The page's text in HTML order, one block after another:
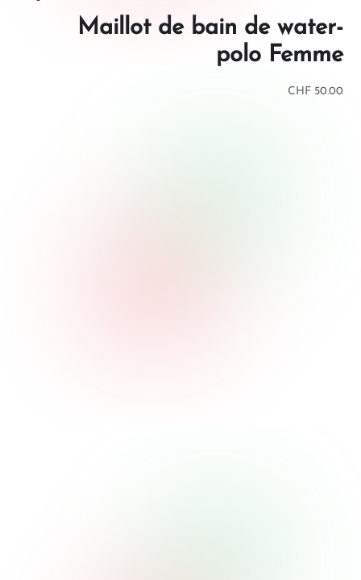
Maillot de bain de water-
polo Femme
CHF50.00